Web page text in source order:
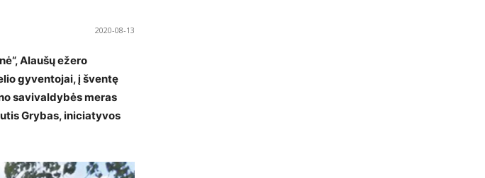
2020-08-13
Alaušų ežero
gyventojai, į šventę
savivaldybės meras
Grybas, iniciatyvos